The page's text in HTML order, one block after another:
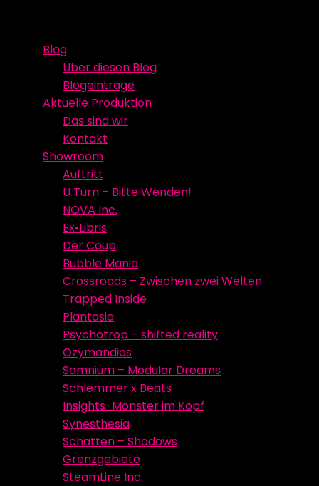
contentBlog
Über diesen Blog
Blogeinträge
Aktuelle Produktion
Das sind wir
Kontakt
Showroom
Auftritt
U Turn – Bitte Wenden!
NOVA Inc.
Ex•Libris
Der Coup
Bubble Mania
Crossroads – Zwischen zwei Welten
Trapped Inside
Plantasia
Psychotrop – shifted reality
Ozymandias
Somnium – Modular Dreams
Schlemmer x Beats
Insights-Monster im Kopf
Synesthesia
Schatten – Shadows
Grenzgebiete
SteamLine Inc.